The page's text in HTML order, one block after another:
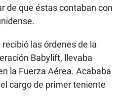
de que éstas contaban con
las órdenes de la
Babylift, llevaba
la Fuerza Aérea. Acababa
cargo de primer teniente